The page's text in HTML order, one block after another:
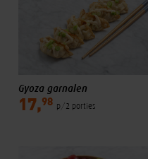
Gyoza garnalen
17,98 p/2 porties